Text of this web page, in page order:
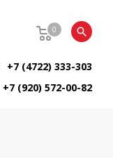
0
+7 (4722) 333-303
+7 (920) 572-00-82